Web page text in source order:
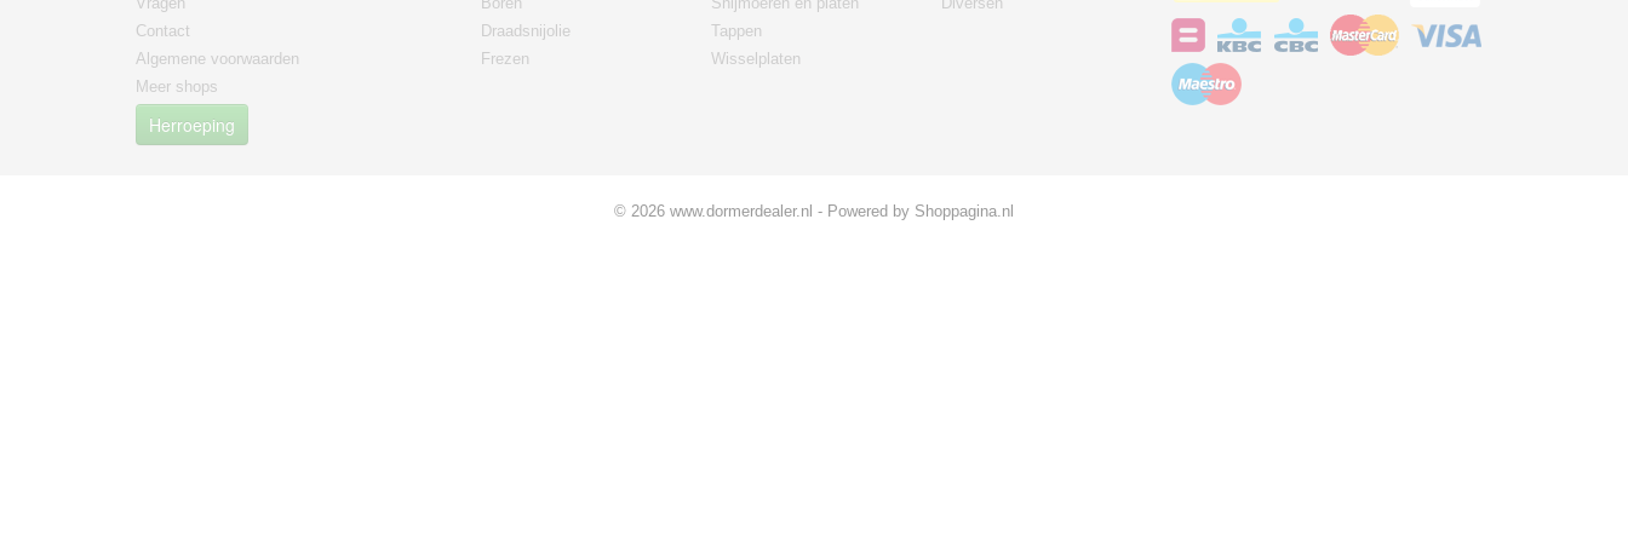
Contact
Algemene voorwaarden
Meer shops
Herroeping
Draadsnijolie
Frezen
Tappen
Wisselplaten
© 2026 www.dormerdealer.nl - Powered by Shoppagina.nl